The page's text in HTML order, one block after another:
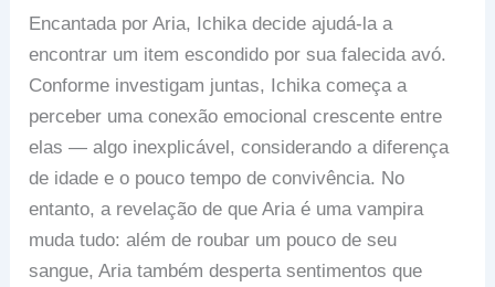
Encantada por Aria, Ichika decide ajudá-la a
encontrar um item escondido por sua falecida avó.
Conforme investigam juntas, Ichika começa a
perceber uma conexão emocional crescente entre
elas — algo inexplicável, considerando a diferença
de idade e o pouco tempo de convivência. No
entanto, a revelação de que Aria é uma vampira
muda tudo: além de roubar um pouco de seu
sangue, Aria também desperta sentimentos que